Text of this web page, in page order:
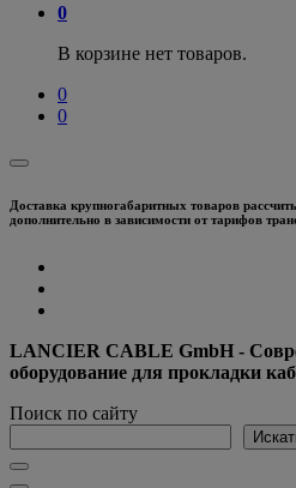
0
В корзине нет товаров.
0
0
Доставка крупногабаритных товаров
дополнительно в зависимости от тарифов
LANCIER CABLE GmbH -
оборудование для прокладки
Поиск по сайту